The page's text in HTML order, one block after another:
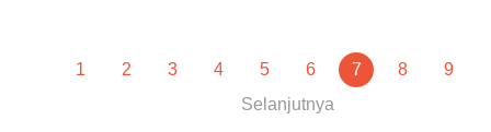
1 2 3 4 5 6 7 8
9
Selanjutnya